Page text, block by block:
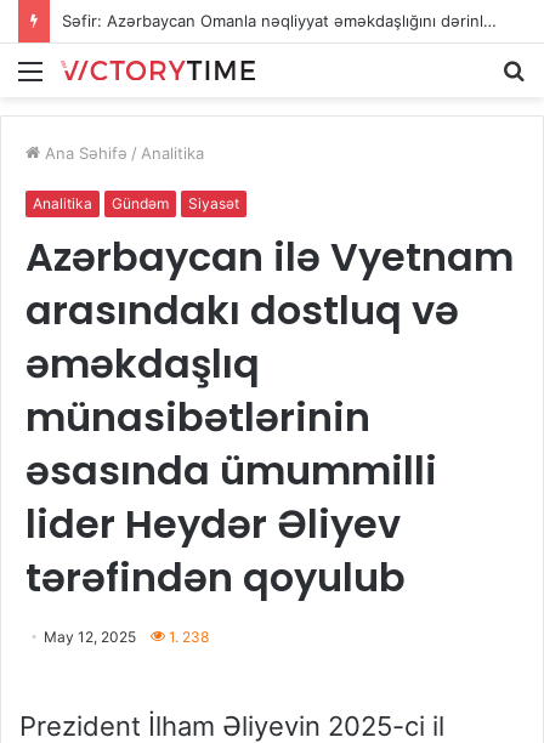
Səfir: Azərbaycan Omanla nəqliyyat əməkdaşlığını dərinləşdirməyə hazırdır
Menu
Ana Səhifə / Analitika
Analitika Gündəm Siyasət
Azərbaycan ilə Vyetnam
arasındakı dostluq və
əməkdaşlıq
münasibətlərinin
əsasında ümummilli
lider Heydər Əliyev
tərəfindən qoyulub
May 12, 2025 1. 238
Prezident İlham Əliyevin 2025-ci il